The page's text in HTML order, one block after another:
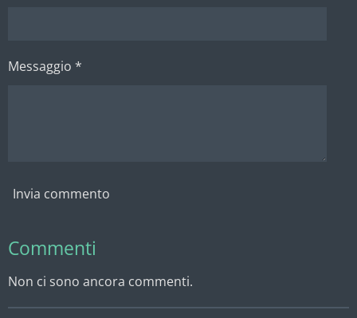
Messaggio *
Invia commento
Commenti
Non ci sono ancora commenti.